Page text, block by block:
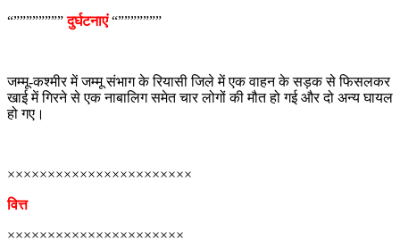
“””””””””दुर्घटनाएं“”””””””
जम्मू-कश्मीर में जम्मू संभाग के रियासी जिले में एक वाहन के सड़क से फिसलकर
खाई में गिरने से एक नाबालिग समेत चार लोगों की मौत हो गई और दो अन्य घायल
हो गए।
×××××××××××××××××××××××
वित्त
××××××××××××××××××××××